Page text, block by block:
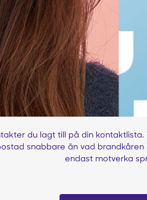
du lagt till på din
snabbare än vad
endast motverka